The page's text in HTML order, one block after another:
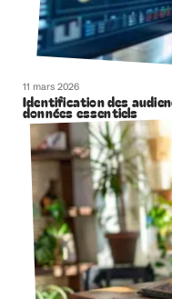
11 mars 2026
Identification des
données essentiels